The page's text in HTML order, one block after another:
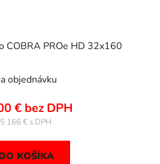
COBRA PROe HD 32x160
objednávku
€ bez DPH
5 166 €
KOŠÍKA